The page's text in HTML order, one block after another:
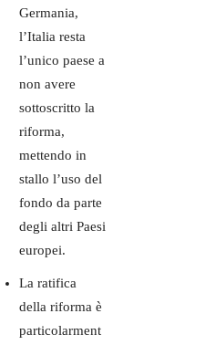
Germania,
l’Italia resta
l’unico paese a
non avere
sottoscritto la
riforma,
mettendo in
stallo l’uso del
fondo da parte
degli altri Paesi
europei.
La ratifica
della riforma è
particolarment